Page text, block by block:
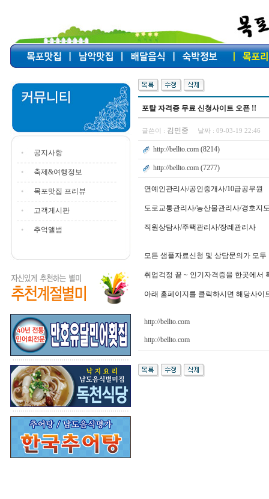
공지사항
축제&여행정보
목포맛집 프리뷰
고객게시판
추억앨범
포탈 자격증 무료 신청사이트 오픈 !!
글쓴이 : 김민중 날짜 : 09-03-19 22:46
http://bellto.com (8214)
http://bellto.com (7277)
연예인관리사/공인중개사/10급공무원
도로교통관리사/농산물관리사/경호지
직원상담사/주택관리사/장례관리사
모든 샘플자료신청 및 상담문의가 모두
취업걱정 끝 ~ 인기자격증을 한곳에서
아래 홈페이지를 클릭하시면 해당사이
http://bellto.com
http://bellto.com